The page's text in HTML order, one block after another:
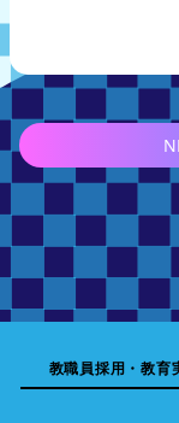
教職員採用・教育